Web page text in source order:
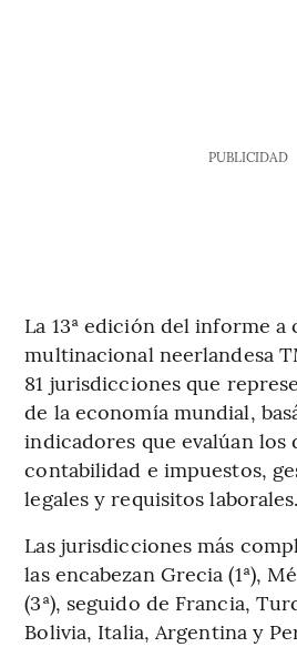
PUBLICIDAD
La 13ª edición del informe
multinacional neerlandesa
81 jurisdicciones que
de la economía mundial,
indicadores que evalúan los
contabilidad e impuestos,
legales y requisitos laborales.
Las jurisdicciones más
las encabezan Grecia (1ª),
(3ª), seguido de Francia,
Bolivia, Italia, Argentina y